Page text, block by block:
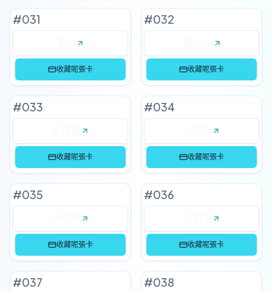
#031
收藏呢張卡
#032
收藏呢張卡
#033
收藏呢張卡
#034
收藏呢張卡
#035
收藏呢張卡
#036
收藏呢張卡
#037 #038